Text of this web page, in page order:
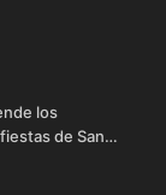
los
de San